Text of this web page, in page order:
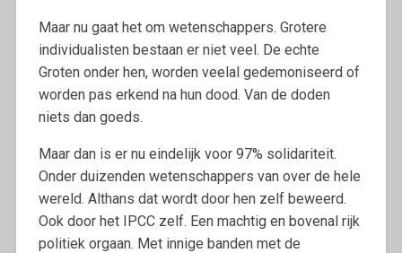
Maar nu gaat het om wetenschappers. Grotere
individualisten bestaan er niet veel. De echte
Groten onder hen, worden veelal gedemoniseerd of
worden pas erkend na hun dood. Van de doden
niets dan goeds.
Maar dan is er nu eindelijk voor 97% solidariteit.
Onder duizenden wetenschappers van over de hele
wereld. Althans dat wordt door hen zelf beweerd.
Ook door het IPCC zelf. Een machtig en bovenal rijk
politiek orgaan. Met innige banden met de